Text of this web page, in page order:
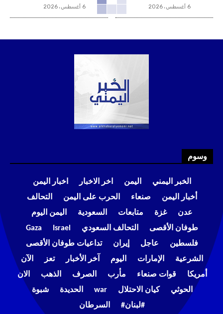
6 أغسطس، 2026 6 أغسطس، 2026
وسوم
الخبر اليمني اليمن اخر الاخبار
اخبار اليمن
أخبار اليمن
صنعاء الحرب على اليمن
التحالف
عدن
غزة متابعات السعودية
اليمن اليوم
طوفان الأقصى
التحالف السعودي Israel
Gaza
فلسطين
عاجل إيران
تداعيات طوفان الأقصى
الشرعية
الإمارات اليوم آخر الأخبار تعز
الآن
أمريكا
قوات صنعاء مأرب الصرف الذهب
الان
الحوثي
كيان الاحتلال war الحديدة
شبوة
#لبنان#
السرطان